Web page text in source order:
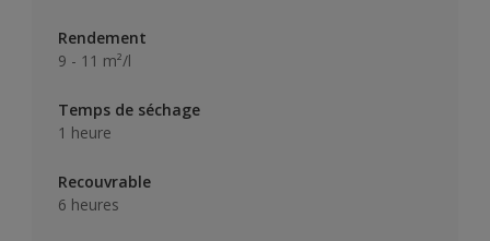
Rendement
9 - 11 m²/l
Temps de séchage
1 heure
Recouvrable
6 heures